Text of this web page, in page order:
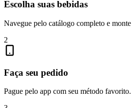
Escolha suas bebidas
Navegue pelo catálogo completo e
2
Faça seu pedido
Pague pelo app com seu método